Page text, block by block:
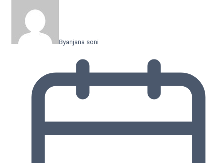
Byanjana soni